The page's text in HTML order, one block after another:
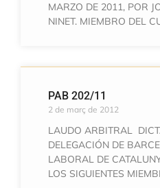
MARZO DE 2011, POR
NINET. MIEMBRO DEL
PAB 202/11
2 de març de 2012
LAUDO ARBITRAL
DELEGACIÓN DE
LABORAL DE
LOS SIGUIENTES